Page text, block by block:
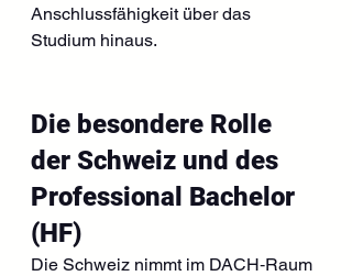
Anschlussfähigkeit über das
Studium hinaus.
Die besondere Rolle
der Schweiz und des
Professional Bachelor
(HF)
Die Schweiz nimmt im DACH‑Raum